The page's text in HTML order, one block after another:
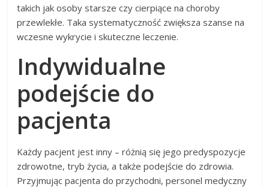
takich jak osoby starsze czy cierpiące na choroby
przewlekłe. Taka systematyczność zwiększa szanse na
wczesne wykrycie i skuteczne leczenie.
Indywidualne
podejście do
pacjenta
Każdy pacjent jest inny – różnią się jego predyspozycje
zdrowotne, tryb życia, a także podejście do zdrowia.
Przyjmując pacjenta do przychodni, personel medyczny